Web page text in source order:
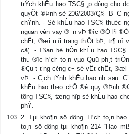
trÝch khÊu hao TSC§ ¸p dông cho
quyÕt ®Þnh sè 206/2003/Q§- BTC
chÝnh. - Sè khÊu hao TSC§ thuéc
nguån vèn vay ®¬n vÞ ®­îc ®Ó l¹i
chÊt, ®æi míi trang thiÕt bÞ, tr¶ nî
cã). - Tßan bé tiÒn khÊu hao
thu ®­îc h¹ch to¸n vµo Quü ph¸t
®Çu t­ t¨ng c­êng c¬ së vËt chÊt,
vÞ. - C¸ch tÝnh khÊu hao nh­ sau:
khÊu hao theo chÕ ®é quy ®Þnh
tõng TSC§, tæng hîp sè khÊu hao
phÝ.
2. Tµi kho¶n sö dông. H¹ch to¸n
to¸n sö dông tµi kho¶n 214 “Hao